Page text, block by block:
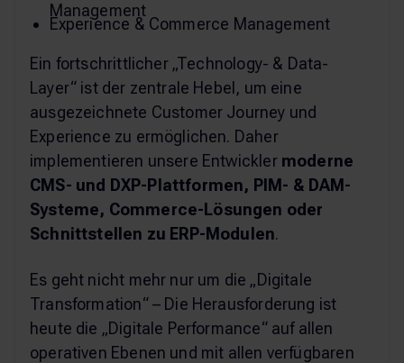
Management
Experience & Commerce Management
Ein fortschrittlicher „Technology- & Data-
Layer“ ist der zentrale Hebel, um eine
ausgezeichnete Customer Journey und
Experience zu ermöglichen. Daher
implementieren unsere Entwickler moderne
CMS- und DXP-Plattformen, PIM- & DAM-
Systeme, Commerce-Lösungen oder
Schnittstellen zu ERP-Modulen.
Es geht nicht mehr nur um die „Digitale
Transformation“ – Die Herausforderung ist
heute die „Digitale Performance“ auf allen
operativen Ebenen und mit allen verfügbaren